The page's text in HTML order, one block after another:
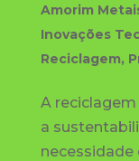
Amorim
Inovações
Reciclagem,
A
a
necessidade